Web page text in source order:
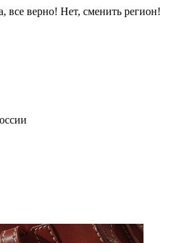
все верно! Нет, сменить регион!